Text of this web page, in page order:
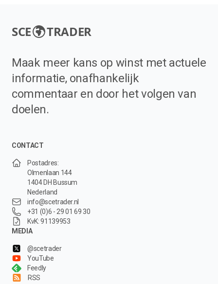
SCE TRADER
Maak meer kans op winst met actuele
informatie, onafhankelijk
commentaar en door het volgen van
doelen.
CONTACT
Postadres:
Olmenlaan 144
1404 DH Bussum
Nederland
info@scetrader.nl
+31 (0)6 - 29 01 69 30
KvK: 91139953
MEDIA
@scetrader
YouTube
Feedly
RSS